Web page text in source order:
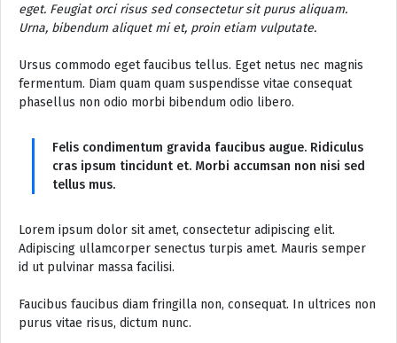
eget. Feugiat orci risus sed consectetur sit purus aliquam.
Urna, bibendum aliquet mi et, proin etiam vulputate.
Ursus commodo eget faucibus tellus. Eget netus nec magnis
fermentum. Diam quam quam suspendisse vitae consequat
phasellus non odio morbi bibendum odio libero.
Felis condimentum gravida faucibus augue. Ridiculus
cras ipsum tincidunt et. Morbi accumsan non nisi sed
tellus mus.
Lorem ipsum dolor sit amet, consectetur adipiscing elit.
Adipiscing ullamcorper senectus turpis amet. Mauris semper
id ut pulvinar massa facilisi.
Faucibus faucibus diam fringilla non, consequat. In ultrices non
purus vitae risus, dictum nunc.